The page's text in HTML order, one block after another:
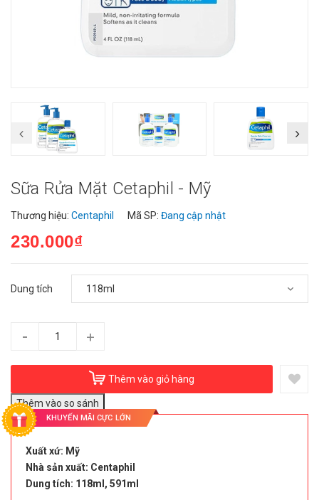
Sữa Rửa Mặt Cetaphil - Mỹ
Thương hiệu: Centaphil Mã SP: Đang cập nhật
230.000₫
Dung tích
- +
Thêm vào giỏ hàng
KHUYẾN MÃI CỰC LỚN
Xuất xứ: Mỹ
Nhà sản xuất: Centaphil
Dung tích: 118ml, 591ml